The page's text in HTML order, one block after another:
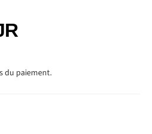
du paiement.